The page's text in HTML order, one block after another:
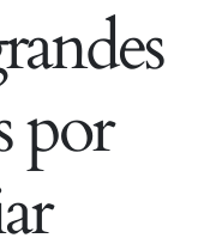
por